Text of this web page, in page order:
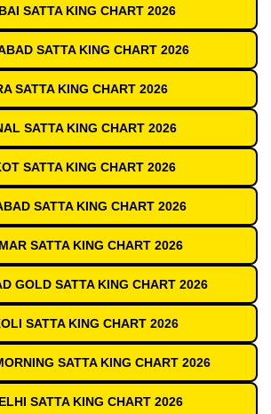
SATTA KING CHART 2026
SATTA KING CHART 2026
SATTA KING CHART 2026
SATTA KING CHART 2026
SATTA KING CHART 2026
SATTA KING CHART 2026
SATTA KING CHART 2026
GOLD SATTA KING CHART 2026
SATTA KING CHART 2026
SATTA KING CHART 2026
SATTA KING CHART 2026